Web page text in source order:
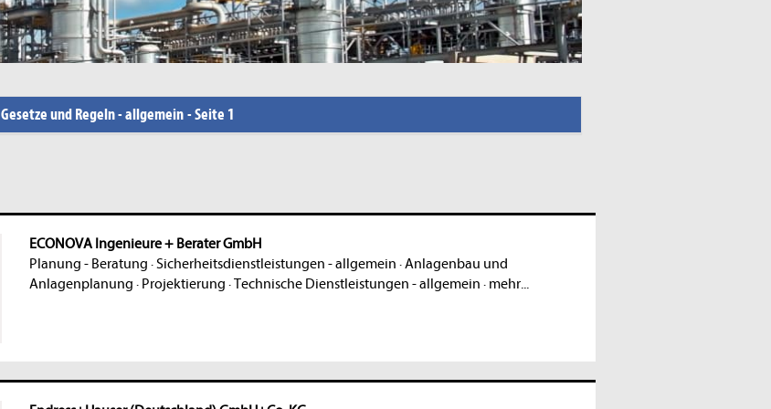
Gesetze und Regeln - allgemein-Seite 1
ECONOVA Ingenieure + Berater GmbH
Planung - Beratung ·Sicherheitsdienstleistungen - allgemein ·Anlagenbau und
Anlagenplanung · Projektierung ·Technische Dienstleistungen - allgemein · mehr...